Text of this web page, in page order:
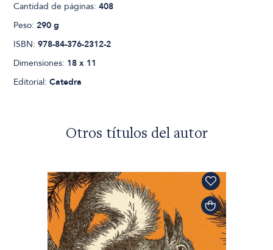
Cantidad de páginas:408
Peso:290 g
ISBN:978-84-376-2312-2
Dimensiones: 18 x 11
Editorial:Catedra
Otros títulos del autor